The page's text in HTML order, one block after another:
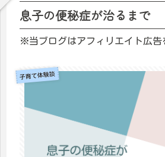
息子の便秘症が治るまで
※当ブログはアフィリエイト広告
子育て体験談